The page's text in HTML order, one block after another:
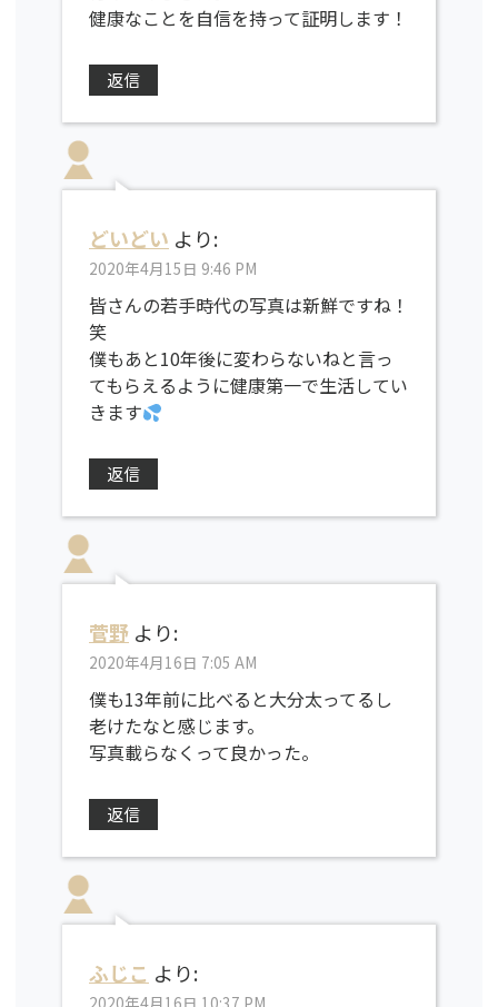
健康なことを自信を持って証明します！
返信
どいどい より:
2020年4月15日 9:46 PM
皆さんの若手時代の写真は新鮮ですね！
笑
僕もあと10年後に変わらないねと言っ
てもらえるように健康第一で生活してい
きます
返信
菅野 より:
2020年4月16日 7:05 AM
僕も13年前に比べると大分太ってるし
老けたなと感じます。
写真載らなくって良かった。
返信
ふじこ より:
2020年4月16日 10:37 PM